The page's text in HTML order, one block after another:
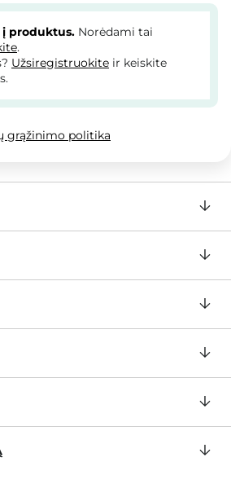
į produktus. Norėdami tai
.
Užsiregistruokite ir keiskite
grąžinimo politika